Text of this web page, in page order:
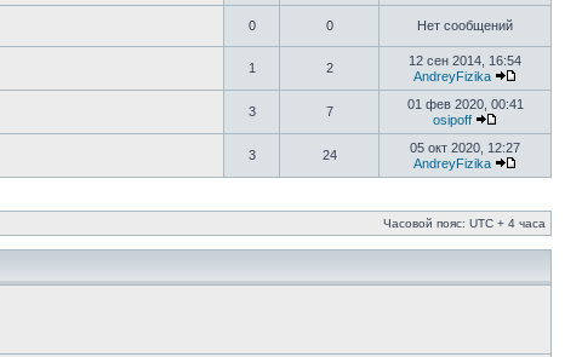
0 0 Нет сообщений
1 2
12 сен 2014, 16:54
AndreyFizika
3 7
01 фев 2020, 00:41
osipoff
3 24
05 окт 2020, 12:27
AndreyFizika
Часовой пояс: UTC + 4 часа